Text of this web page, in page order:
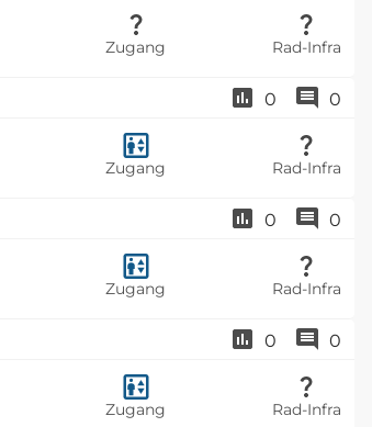
Zugang Rad-Infra
0 0
Zugang Rad-Infra
0 0
Zugang Rad-Infra
0 0
Zugang Rad-Infra